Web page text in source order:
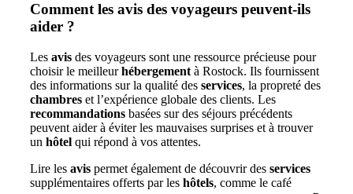
Comment les avis des voyageurs peuvent-ils
aider ?
Les avis des voyageurs sont une ressource précieuse pour
choisir le meilleurhébergement à Rostock. Ils fournissent
des informations sur la qualité des services, la propreté des
chambres et l’expérience globale des clients. Les
recommandations basées sur des séjours précédents
peuvent aider à éviter les mauvaises surprises et à trouver
un hôtel qui répond à vos attentes.
Lire les avis permet également de découvrir des services
supplémentaires offerts par les hôtels, comme le café